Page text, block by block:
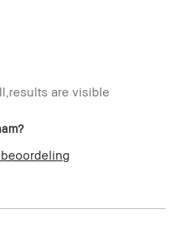
are visible